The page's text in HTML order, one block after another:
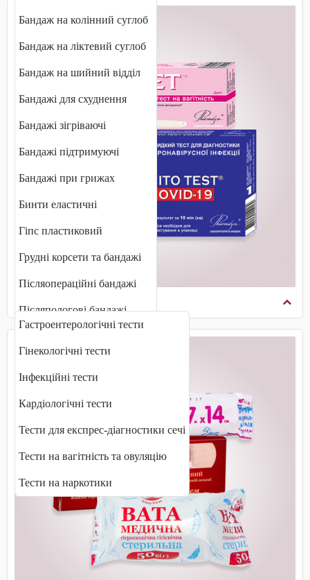
Бандаж на колінний суглоб
Бандаж на ліктевий суглоб
Бандаж на шийний відділ
Бандажі для схуднення
Бандажі зігріваючі
Бандажі підтримуючі
Бандажі при грижах
Бинти еластичні
Гіпс пластиковий
Грудні корсети та бандажі
Післяопераційні бандажі
Післяпологові бандажі
Гастроентерологічні тести
Гінекологічні тести
Інфекційні тести
Кардіологічні тести
Тести для експрес-діагностики сечі
Тести на вагітність та овуляцію
Тести на наркотики